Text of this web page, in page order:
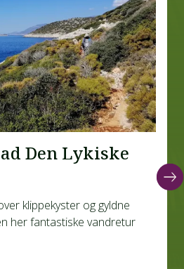
Den Lykiske
klippekyster og gyldne
her fantastiske vandretur